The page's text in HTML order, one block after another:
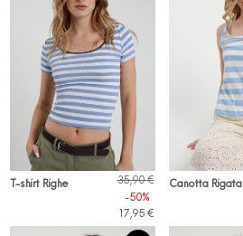
T-shirt Righe
35,90 €
-50%
17,95 €
Canotta Rigata